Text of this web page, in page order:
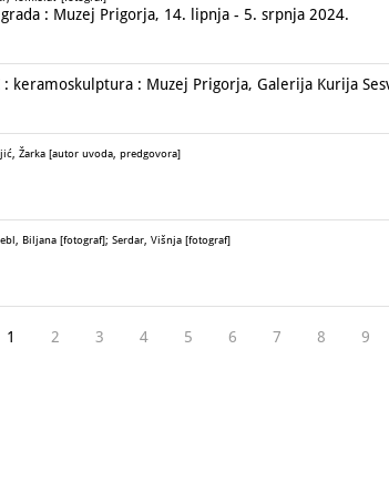
: Muzej Prigorja, 14. lipnja - 5. srpnja 2024.
: keramoskulptura : Muzej Prigorja, Galerija Kurija
Žarka [autor uvoda, predgovora]
Biljana [fotograf]; Serdar, Višnja [fotograf]
1 2 3 4 5 6 7 8 9